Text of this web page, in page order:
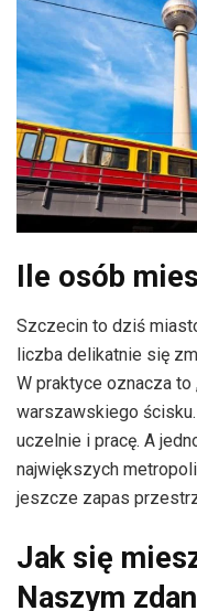
Ile osób
Szczecin to dziś
liczba delikatnie się
W praktyce oznacza to
warszawskiego
uczelnie i pracę. A
największych
jeszcze zapas
Jak się
Naszym